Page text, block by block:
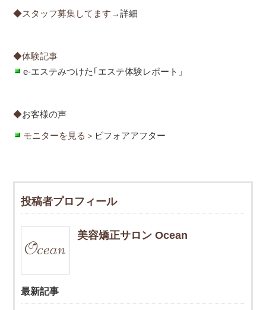
◆スタッフ募集してます→詳細
◆体験記事
e-エステみつけた｢エステ体験レポート」
◆お客様の声
モニターを見る＞ ビフォアアフター
投稿者プロフィール
美容矯正サロン Ocean
最新記事